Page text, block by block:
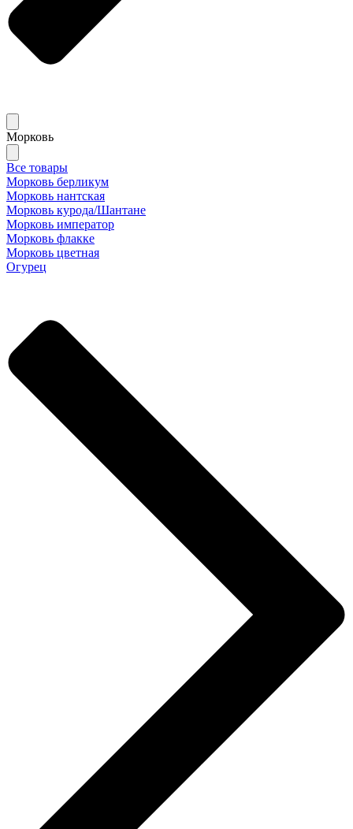
Морковь
Все товары
Морковь берликум
Морковь нантская
Морковь курода/Шантане
Морковь император
Морковь флакке
Морковь цветная
Огурец